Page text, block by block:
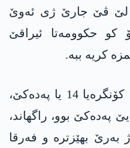
لێ ڤێ جارێ ژی ئەوێ
حكوومه‌تا ئیراقێ
کریە ببە.
محەمەد خۆرشید کو بەری کۆنگرەیا 14 یا په‌ده‌كێ،
بوو، راگهاند،
بەرێ بهێزترە و فەرقا